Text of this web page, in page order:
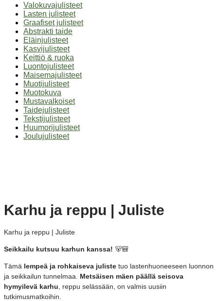
Valokuvajulisteet
Lasten julisteet
Graafiset julisteet
Abstrakti taide
Eläinjulisteet
Kasvijulisteet
Keittiö & ruoka
Luontojulisteet
Maisemajulisteet
Muotijulisteet
Muotokuva
Mustavalkoiset
Taidejulisteet
Tekstijulisteet
Huumorijulisteet
Joulujulisteet
Karhu ja reppu | Juliste
Karhu ja reppu | Juliste
Seikkailu kutsuu karhun kanssa! 🐻🎒
Tämä lempeä ja rohkaiseva juliste tuo lastenhuoneeseen luonnon
ja seikkailun tunnelmaa. Metsäisen mäen päällä seisova
hymyilevä karhu , reppu selässään, on valmis uusiin
tutkimusmatkoihin.